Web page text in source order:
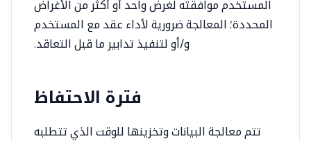
المستخدم موافقته لغرض واحد أو أكثر من الأغراض
المحددة؛ المعالجة ضرورية لأداء عقد مع المستخدم
و/أو لتنفيذ تدابير ما قبل التعاقد.
فترة الاحتفاظ
تتم معالجة البيانات وتخزينها للوقت الذي تتطلبه